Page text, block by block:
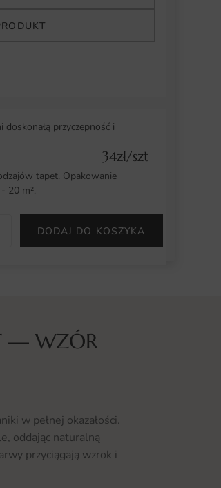
przyczepność i
34zł/szt
tapet. Opakowanie
20 m².
DODAJ DO KOSZYKA
— WZÓR
w pełnej okazałości.
oddając naturalną
przyciągają wzrok i